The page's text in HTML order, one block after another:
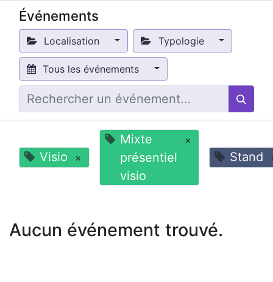
Événements
Localisation Typologie
Tous les événements
Visio ×
Mixte
présentiel
visio
×
Stand
Aucun événement trouvé.